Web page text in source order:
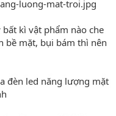
kì vật phẩm nào che
bề mặt, bụi bám thì nên
đèn led năng lượng mặt